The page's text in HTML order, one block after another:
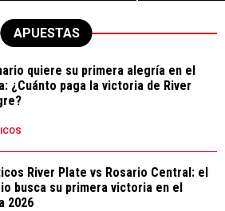
APUESTAS
quiere su primera alegría en el
¿Cuánto paga la victoria de River
River Plate vs Rosario Central: el
busca su primera victoria en el
2026